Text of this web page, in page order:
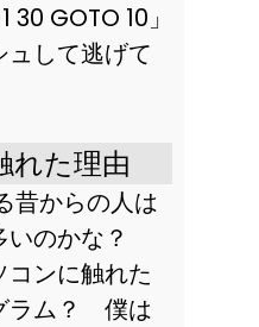
30 GOTO 10 」
ュして逃げて
れた理由
からの人は
いのかな？
ンに触れた
ラム？ 僕は